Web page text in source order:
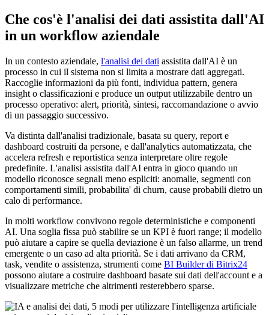
Che cos'è l'analisi dei dati assistita dall'AI
in un workflow aziendale
In un contesto aziendale, l'analisi dei dati assistita dall'AI è un
processo in cui il sistema non si limita a mostrare dati aggregati.
Raccoglie informazioni da più fonti, individua pattern, genera
insight o classificazioni e produce un output utilizzabile dentro un
processo operativo: alert, priorità, sintesi, raccomandazione o avvio
di un passaggio successivo.
Va distinta dall'analisi tradizionale, basata su query, report e
dashboard costruiti da persone, e dall'analytics automatizzata, che
accelera refresh e reportistica senza interpretare oltre regole
predefinite. L'analisi assistita dall'AI entra in gioco quando un
modello riconosce segnali meno espliciti: anomalie, segmenti con
comportamenti simili, probabilita' di churn, cause probabili dietro un
calo di performance.
In molti workflow convivono regole deterministiche e componenti
AI. Una soglia fissa può stabilire se un KPI è fuori range; il modello
può aiutare a capire se quella deviazione è un falso allarme, un trend
emergente o un caso ad alta priorità. Se i dati arrivano da CRM,
task, vendite o assistenza, strumenti come BI Builder di Bitrix24
possono aiutare a costruire dashboard basate sui dati dell'account e a
visualizzare metriche che altrimenti resterebbero sparse.